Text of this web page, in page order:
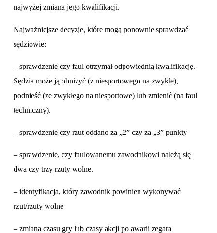
najwyżej zmiana jego kwalifikacji.
Najważniejsze decyzje, które mogą ponownie sprawdzać
sędziowie:
– sprawdzenie czy faul otrzymał odpowiednią kwalifikację.
Sędzia może ją obniżyć (z niesportowego na zwykłe),
podnieść (ze zwykłego na niesportowe) lub zmienić (na faul
techniczny).
– sprawdzenie czy rzut oddano za „2” czy za „3” punkty
– sprawdzenie, czy faulowanemu zawodnikowi należą się
dwa czy trzy rzuty wolne.
– identyfikacja, który zawodnik powinien wykonywać
rzut/rzuty wolne
– zmiana czasu gry lub czasy akcji po awarii zegara